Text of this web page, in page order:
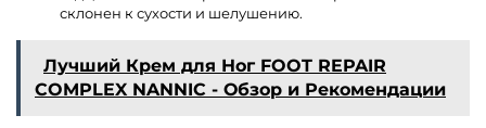
склонен к сухости и шелушению.
Лучший Крем для Ног FOOT REPAIR
COMPLEX NANNIC - Обзор и Рекомендации